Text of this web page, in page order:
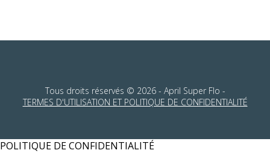
Tous droits réservés © 2026 - April Super Flo -
TERMES D'UTILISATION ET POLITIQUE DE CONFIDENTIALITÉ
POLITIQUE DE CONFIDENTIALITÉ